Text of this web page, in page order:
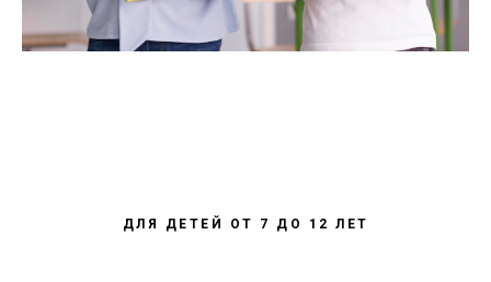
ДЛЯ ДЕТЕЙ ОТ 7 ДО 12 ЛЕТ